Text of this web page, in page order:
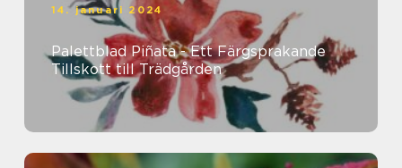
14. januari 2024
Palettblad Piñata - Ett Färgsprakande
Tillskott till Trädgården